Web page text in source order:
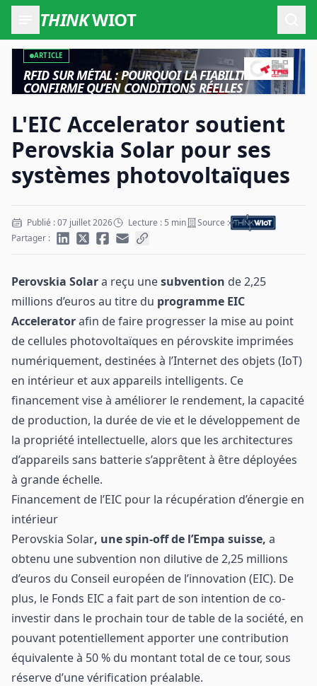
THINKWIOT
ARTICLE
RFID SUR MÉTAL : POURQUOI LA FIABILITÉ NE SE
CONFIRME QU’EN CONDITIONS RÉELLES
L'EIC Accelerator soutient
Perovskia Solar pour ses
systèmes photovoltaïques
Publié : 07 juillet 2026 Lecture : 5 min
Source :
Partager :
Perovskia Solara reçu unesubvention de 2,25
millions d’euros au titre du programme EIC
Acceleratorafin de faire progresser la mise au point
de cellules photovoltaïques en pérovskite imprimées
numériquement, destinées à l’Internet des objets (IoT)
en intérieur et aux appareils intelligents. Ce
financement vise à améliorer le rendement, la capacité
de production, la durée de vie et le développement de
la propriété intellectuelle, alors que les architectures
d’appareils sans batterie s’apprêtent à être déployées
à grande échelle.
Financement de l’EIC pour la récupération d’énergie en
intérieur
Perovskia Solar, une spin-off de l’Empa suisse, a
obtenu une subvention non dilutive de 2,25 millions
d’euros du Conseil européen de l’innovation (EIC). De
plus, le Fonds EIC a fait part de son intention de co-
investir dans le prochain tour de table de la société, en
pouvant potentiellement apporter une contribution
équivalente à 50 % du montant total de ce tour, sous
réserve d’une vérification préalable.